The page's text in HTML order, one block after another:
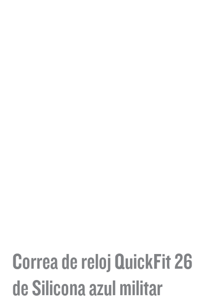
Correa de reloj QuickFit 26
de Silicona azul militar